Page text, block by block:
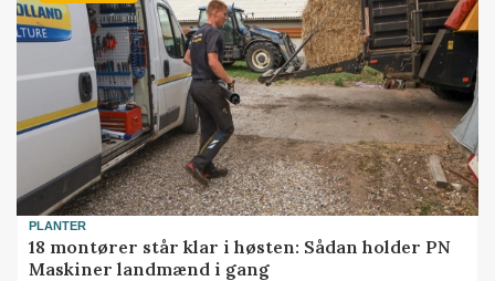
PLANTER
18 montører står klar i høsten: Sådan holder PN
Maskiner landmænd i gang